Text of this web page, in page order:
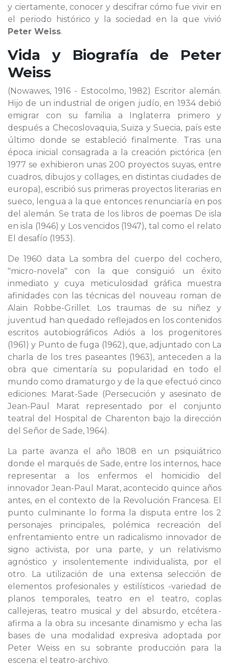
y ciertamente, conocer y descifrar cómo fue vivir en
el periodo histórico y la sociedad en la que vivió
Peter Weiss.
Vida y Biografía de Peter
Weiss
(Nowawes, 1916 - Estocolmo, 1982) Escritor alemán.
Hijo de un industrial de origen judío, en 1934 debió
emigrar con su familia a Inglaterra primero y
después a Checoslovaquia, Suiza y Suecia, país este
último donde se estableció finalmente. Tras una
época inicial consagrada a la creación pictórica (en
1977 se exhibieron unas 200 proyectos suyas, entre
cuadros, dibujos y collages, en distintas ciudades de
europa), escribió sus primeras proyectos literarias en
sueco, lengua a la que entonces renunciaría en pos
del alemán. Se trata de los libros de poemas De isla
en isla (1946) y Los vencidos (1947), tal como el relato
El desafío (1953).
De 1960 data La sombra del cuerpo del cochero,
"micro-novela" con la que consiguió un éxito
inmediato y cuya meticulosidad gráfica muestra
afinidades con las técnicas del nouveau roman de
Alain Robbe-Grillet. Los traumas de su niñez y
juventud han quedado reflejados en los contenidos
escritos autobiográficos Adiós a los progenitores
(1961) y Punto de fuga (1962), que, adjuntado con La
charla de los tres paseantes (1963), anteceden a la
obra que cimentaría su popularidad en todo el
mundo como dramaturgo y de la que efectuó cinco
ediciones: Marat-Sade (Persecución y asesinato de
Jean-Paul Marat representado por el conjunto
teatral del Hospital de Charenton bajo la dirección
del Señor de Sade, 1964).
La parte avanza el año 1808 en un psiquiátrico
donde el marqués de Sade, entre los internos, hace
representar a los enfermos el homicidio del
innovador Jean-Paul Marat, acontecido quince años
antes, en el contexto de la Revolución Francesa. El
punto culminante lo forma la disputa entre los 2
personajes principales, polémica recreación del
enfrentamiento entre un radicalismo innovador de
signo activista, por una parte, y un relativismo
agnóstico y insolentemente individualista, por el
otro. La utilización de una extensa selección de
elementos profesionales y estilísticos -variedad de
planos temporales, teatro en el teatro, coplas
callejeras, teatro musical y del absurdo, etcétera.-
afirma a la obra su incesante dinamismo y echa las
bases de una modalidad expresiva adoptada por
Peter Weiss en su sobrante producción para la
escena: el teatro-archivo.